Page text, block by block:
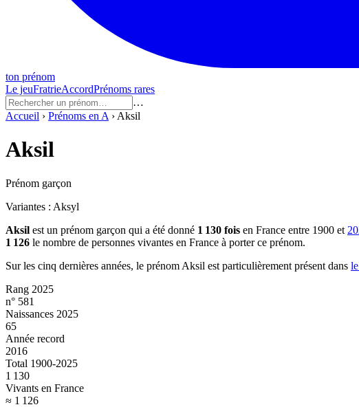
ton prénom
Le jeuFratrieAccordPrénoms rares
…
Accueil › Prénoms en A › Aksil
Aksil
Prénom garçon
Variantes : Aksyl
Aksil est un prénom garçon qui a été donné 1 130 fois en France entre 1900 et
1 126 le nombre de personnes vivantes en France à porter ce prénom.
Sur les cinq dernières années, le prénom Aksil est particulièrement présent dans
Rang 2025
n° 581
Naissances 2025
65
Année record
2016
Total 1900-2025
1 130
Vivants en France
≈ 1 126